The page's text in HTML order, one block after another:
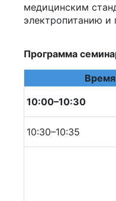
медицинским
электропитанию и
Программа
Время
10:00–10:30
10:30–10:35